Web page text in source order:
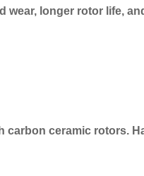
wear, longer rotor life,
ceramic rotors.